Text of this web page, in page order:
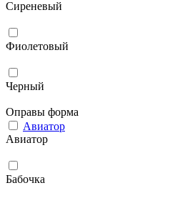
Сиреневый
Фиолетовый
Черный
Оправы форма
Авиатор
Авиатор
Бабочка